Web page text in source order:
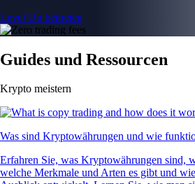
Level Up beitreten
Guides und Ressourcen
Krypto meistern
Was sind Kryptowährungen und wie
Erfahren Sie, was Kryptowährungen sind,
welche Merkmale und Arten es gibt und